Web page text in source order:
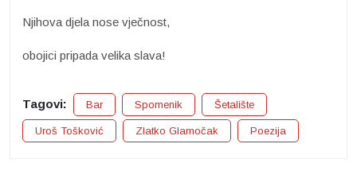
Njihova djela nose vječnost,
obojici pripada velika slava!
Tagovi: Bar Spomenik Šetalište
Uroš Tošković Zlatko Glamočak Poezija